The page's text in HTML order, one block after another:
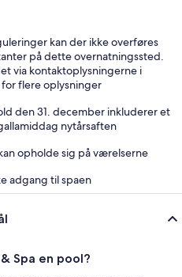
kan der ikke overføres
på dette overnatningssted.
via kontaktoplysningerne i
flere oplysninger
den 31. december inkluderer et
nytårsaften
opholde sig på værelserne
adgang til spaen
Spa en pool?